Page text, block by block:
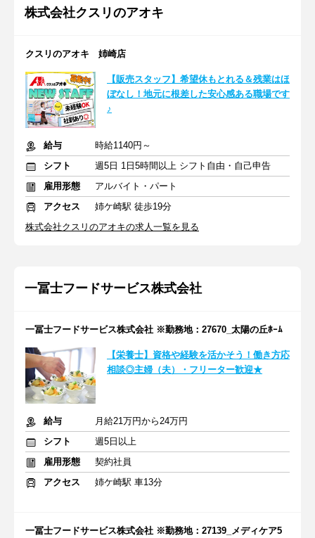
株式会社クスリのアオキ
クスリのアオキ 姉崎店
【販売スタッフ】希望休もとれる＆残業はほ
ぼなし！地元に根差した安心感ある職場です
♪
給与
時給1140円～
シフト
週5日 1日5時間以上 シフト自由・自己申告
雇用形態
アルバイト・パート
アクセス
姉ケ崎駅 徒歩19分
株式会社クスリのアオキの求人一覧を見る
一冨士フードサービス株式会社
一冨士フードサービス株式会社 ※勤務地：27670_太陽の丘ﾎｰﾑ
【栄養士】資格や経験を活かそう！働き方応
相談◎主婦（夫）・フリーター歓迎★
給与
月給21万円から24万円
シフト
週5日以上
雇用形態
契約社員
アクセス
姉ケ崎駅 車13分
一冨士フードサービス株式会社 ※勤務地：27139_メディケア5